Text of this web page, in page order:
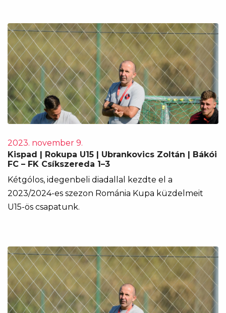
2023. november 9.
Kispad | Rokupa U15 | Ubrankovics Zoltán | Bákói
FC – FK Csíkszereda 1–3
Kétgólos, idegenbeli diadallal kezdte el a
2023/2024-es szezon Románia Kupa küzdelmeit
U15-ös csapatunk.